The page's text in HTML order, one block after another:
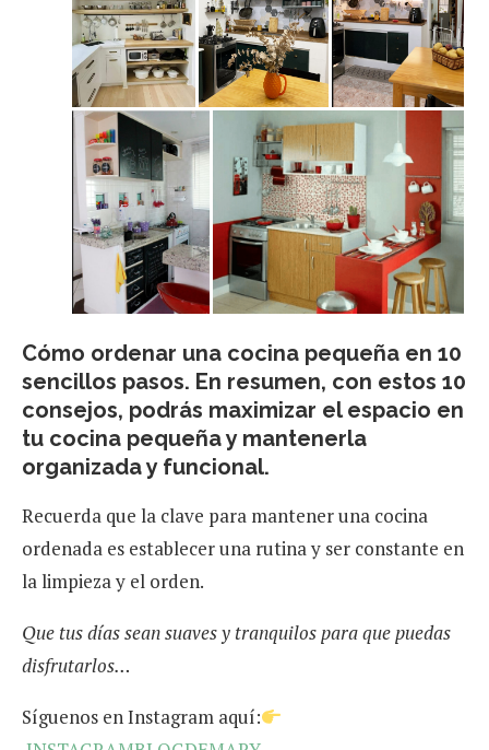
Cómo ordenar una cocina pequeña en 10
sencillos pasos. En resumen, con estos 10
consejos, podrás maximizar el espacio en
tu cocina pequeña y mantenerla
organizada y funcional.
Recuerda que la clave para mantener una cocina
ordenada es establecer una rutina y ser constante en
la limpieza y el orden.
Que tus días sean suaves y tranquilos para que puedas
disfrutarlos…
Síguenos en Instagram aquí: